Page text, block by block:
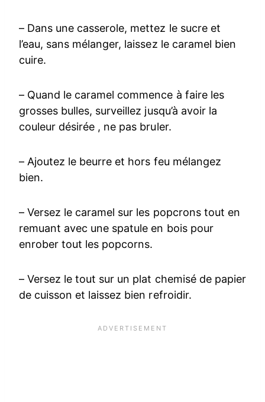
– Dans une casserole, mettez le sucre et
l’eau, sans mélanger, laissez le caramel bien
cuire.
– Quand le caramel commence à faire les
grosses bulles, surveillez jusqu’à avoir la
couleur désirée , ne pas bruler.
– Ajoutez le beurre et hors feu mélangez
bien.
– Versez le caramel sur les popcrons tout en
remuant avec une spatule en bois pour
enrober tout les popcorns.
– Versez le tout sur un plat chemisé de papier
de cuisson et laissez bien refroidir.